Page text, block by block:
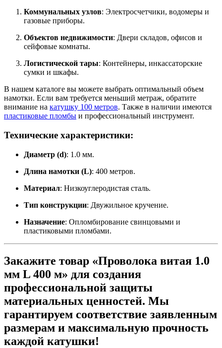
Коммунальных узлов: Электросчетчики, водомеры и
газовые приборы.
Объектов недвижимости: Двери складов, офисов и
сейфовые комнаты.
Логистической тары: Контейнеры, инкассаторские
сумки и шкафы.
В нашем каталоге вы можете выбрать оптимальный объем
намотки. Если вам требуется меньший метраж, обратите
внимание на катушку 100 метров. Также в наличии имеются
пластиковые пломбы и профессиональный инструмент.
Технические характеристики:
Диаметр (d): 1.0 мм.
Длина намотки (L): 400 метров.
Материал: Низкоуглеродистая сталь.
Тип конструкции: Двужильное кручение.
Назначение: Опломбирование свинцовыми и
пластиковыми пломбами.
Закажите товар «Проволока витая 1.0
мм L 400 м» для создания
профессиональной защиты
материальных ценностей. Мы
гарантируем соответствие заявленным
размерам и максимальную прочность
каждой катушки!